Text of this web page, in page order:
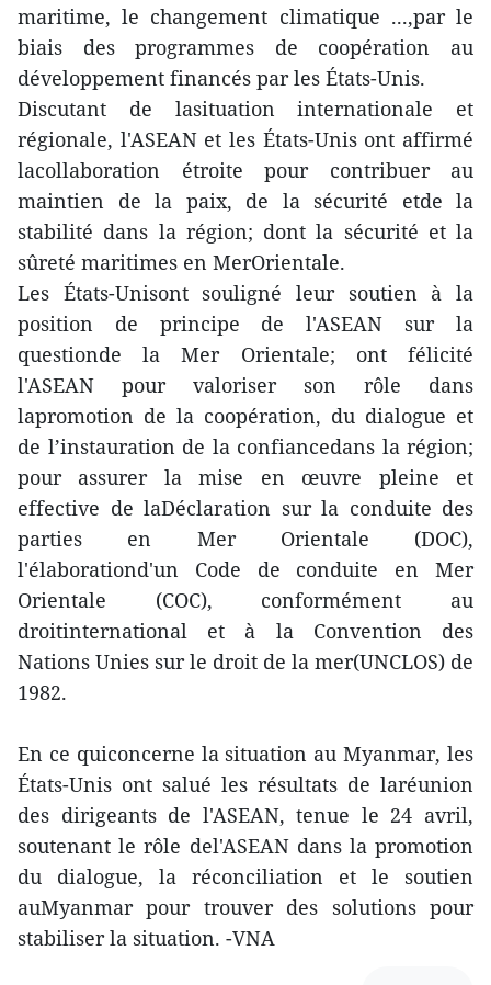
maritime, le changement climatique ...,par le
biais des programmes de coopération au
développement financés par les États-Unis.
Discutant de lasituation internationale et
régionale, l'ASEAN et les États-Unis ont affirmé
lacollaboration étroite pour contribuer au
maintien de la paix, de la sécurité etde la
stabilité dans la région; dont la sécurité et la
sûreté maritimes en MerOrientale.
Les États-Unisont souligné leur soutien à la
position de principe de l'ASEAN sur la
questionde la Mer Orientale; ont félicité
l'ASEAN pour valoriser son rôle dans
lapromotion de la coopération, du dialogue et
de l’instauration de la confiancedans la région;
pour assurer la mise en œuvre pleine et
effective de laDéclaration sur la conduite des
parties en Mer Orientale (DOC),
l'élaborationd'un Code de conduite en Mer
Orientale (COC), conformément au
droitinternational et à la Convention des
Nations Unies sur le droit de la mer(UNCLOS) de
1982.
En ce quiconcerne la situation au Myanmar, les
États-Unis ont salué les résultats de laréunion
des dirigeants de l'ASEAN, tenue le 24 avril,
soutenant le rôle del'ASEAN dans la promotion
du dialogue, la réconciliation et le soutien
auMyanmar pour trouver des solutions pour
stabiliser la situation. -VNA